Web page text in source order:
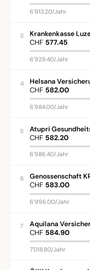
6'913.20/Jahr
3
Krankenkasse
CHF 577.45
6'929.40/Jahr
4
Helsana
CHF 582.00
6'984.00/Jahr
5
Atupri
CHF 582.20
6'986.40/Jahr
6
Genossenschaft
CHF 583.00
6'996.00/Jahr
7
Aquilana
CHF 584.90
7'018.80/Jahr